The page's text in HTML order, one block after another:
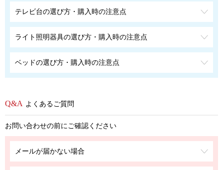
テレビ台の選び方・購入時の注意点
ライト照明器具の選び方・購入時の注意点
ベッドの選び方・購入時の注意点
よくあるご質問
お問い合わせの前にご確認ください
メールが届かない場合